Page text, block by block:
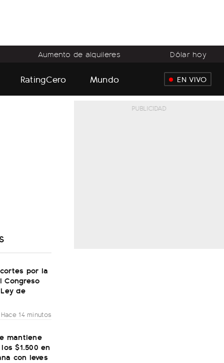
Aumento de alquileres Dólar hoy
RatingCero Mundo EN VIVO
por la
Congreso
de
Hace 14 minutos
mantiene
$1.500 en
con leves